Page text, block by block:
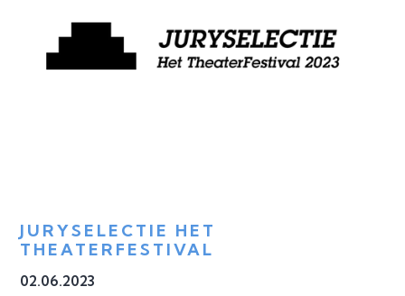
JURYSELECTIE HET
THEATERFESTIVAL
02.06.2023